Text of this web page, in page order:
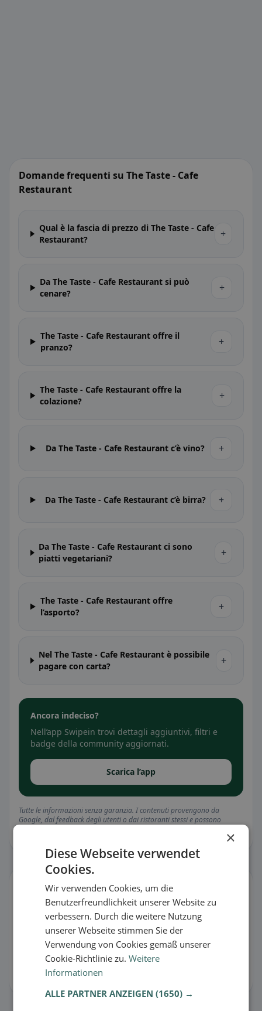
Domande frequenti su The Taste - Cafe
Restaurant
Qual è la fascia di prezzo di The Taste - Cafe
Restaurant?
+
Da The Taste - Cafe Restaurant si può
cenare?
+
The Taste - Cafe Restaurant offre il
pranzo?
+
The Taste - Cafe Restaurant offre la
colazione?
+
Da The Taste - Cafe Restaurant c’è vino? +
Da The Taste - Cafe Restaurant c’è birra? +
Da The Taste - Cafe Restaurant ci sono
piatti vegetariani?
+
The Taste - Cafe Restaurant offre
l’asporto?
+
Nel The Taste - Cafe Restaurant è possibile
pagare con carta?
+
Ancora indeciso?
Nell’app Swipein trovi dettagli aggiuntivi, filtri e
badge della community aggiornati.
Scarica l’app
Tutte le informazioni senza garanzia. I contenuti provengono da
Google, dal feedback degli utenti o dai ristoranti stessi e possono
C’è qualcosa che non va o sei il proprietario?
🐛 Segnala un problema
🏪 Rivendica la scheda gratis
×
Diese Webseite verwendet
Cookies.
Wir verwenden Cookies, um die
Benutzerfreundlichkeit unserer Website zu
verbessern. Durch die weitere Nutzung
unserer Webseite stimmen Sie der
Verwendung von Cookies gemäß unserer
Cookie-Richtlinie zu.Weitere
Informationen
ALLE PARTNER ANZEIGEN(1650) →